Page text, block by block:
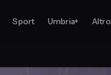
Sport Umbria+ Altro